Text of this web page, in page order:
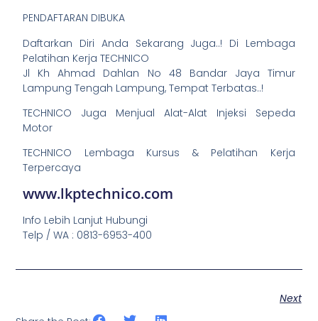
PENDAFTARAN DIBUKA
Daftarkan Diri Anda Sekarang Juga..! Di Lembaga
Pelatihan Kerja TECHNICO
Jl Kh Ahmad Dahlan No 48 Bandar Jaya Timur
Lampung Tengah Lampung, Tempat Terbatas..!
TECHNICO Juga Menjual Alat-Alat Injeksi Sepeda
Motor
TECHNICO Lembaga Kursus & Pelatihan Kerja
Terpercaya
www.lkptechnico.com
Info Lebih Lanjut Hubungi
Telp / WA : 0813-6953-400
Next